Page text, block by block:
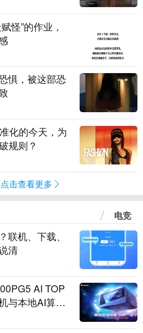
怪”的作业，
惧，被这部恐
化的今天，为
规则？
点击查看更多
电竞
联机、下载、
清
AI TOP
与本地AI算力